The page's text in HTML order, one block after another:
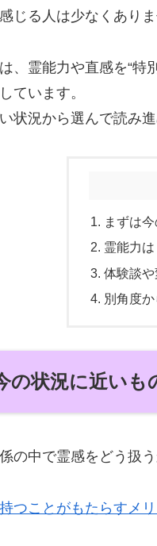
じる人は少なくありま
、霊能力や直感を“特
ています。
状況から選んで読み進
まずは
霊能力
体験談や
別角度
の状況に近い
の中で霊感をどう扱
つことがもたらすメ